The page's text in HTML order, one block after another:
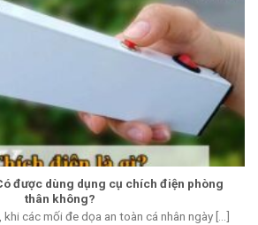
được dùng dụng cụ chích điện phòng
thân không?
các mối đe dọa an toàn cá nhân ngày [...]